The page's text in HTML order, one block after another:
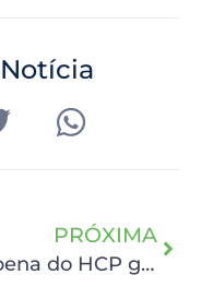
PRÓXIMA
Empena do HCP ganha nova arte assinada por Thiago Emmanuel, do bordão “Hoje Vai Ser Massa”